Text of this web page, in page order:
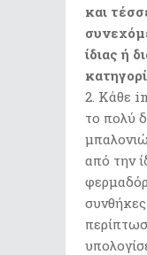
και
ίδιας ή
2. Κάθε
το πολύ
από την